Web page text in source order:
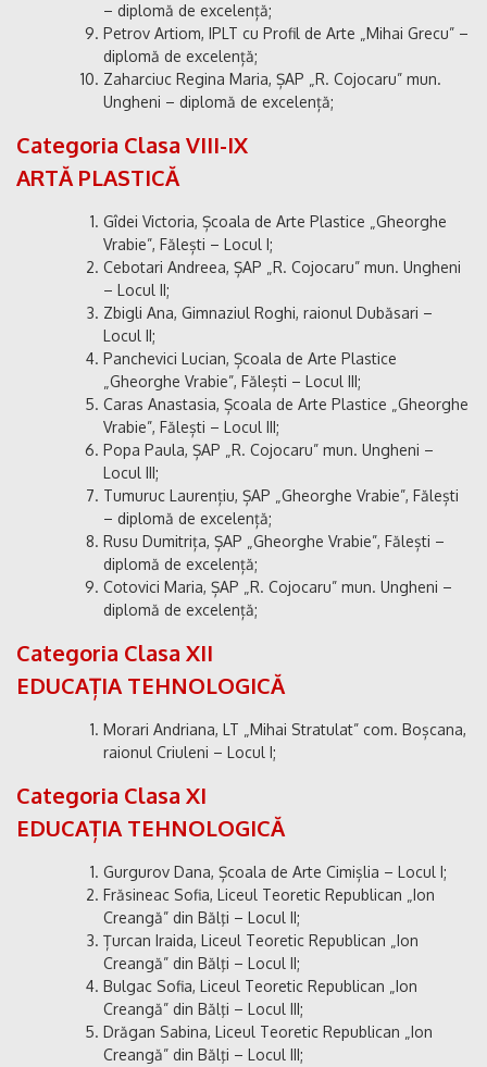
– diplomă de excelență;
Petrov Artiom, IPLT cu Profil de Arte „Mihai Grecu” –
diplomă de excelență;
Zaharciuc Regina Maria, ȘAP „R. Cojocaru” mun.
Ungheni – diplomă de excelență;
Categoria Clasa VIII-IX
ARTĂ PLASTICĂ
Gîdei Victoria, Școala de Arte Plastice „Gheorghe
Vrabie”, Fălești – Locul I;
Cebotari Andreea, ȘAP „R. Cojocaru” mun. Ungheni
– Locul II;
Zbigli Ana, Gimnaziul Roghi, raionul Dubăsari –
Locul II;
Panchevici Lucian, Școala de Arte Plastice
„Gheorghe Vrabie”, Fălești – Locul III;
Caras Anastasia, Școala de Arte Plastice „Gheorghe
Vrabie”, Fălești – Locul III;
Popa Paula, ȘAP „R. Cojocaru” mun. Ungheni –
Locul III;
Tumuruc Laurențiu, ȘAP „Gheorghe Vrabie”, Fălești
– diplomă de excelență;
Rusu Dumitrița, ȘAP „Gheorghe Vrabie”, Fălești –
diplomă de excelență;
Cotovici Maria, ȘAP „R. Cojocaru” mun. Ungheni –
diplomă de excelență;
Categoria Clasa XII
EDUCAȚIA TEHNOLOGICĂ
Morari Andriana, LT „Mihai Stratulat” com. Boșcana,
raionul Criuleni – Locul I;
Categoria Clasa XI
EDUCAȚIA TEHNOLOGICĂ
Gurgurov Dana, Școala de Arte Cimișlia – Locul I;
Frăsineac Sofia, Liceul Teoretic Republican „Ion
Creangă” din Bălţi – Locul II;
Țurcan Iraida, Liceul Teoretic Republican „Ion
Creangă” din Bălţi – Locul II;
Bulgac Sofia, Liceul Teoretic Republican „Ion
Creangă” din Bălţi – Locul III;
Drăgan Sabina, Liceul Teoretic Republican „Ion
Creangă” din Bălţi – Locul III;